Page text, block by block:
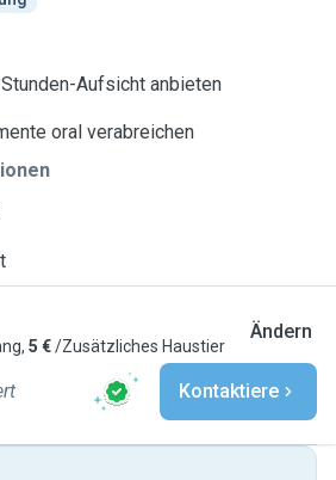
Aufsicht anbieten
oral verabreichen
5 €/Zusätzliches Haustier
Ändern
Kontaktiere